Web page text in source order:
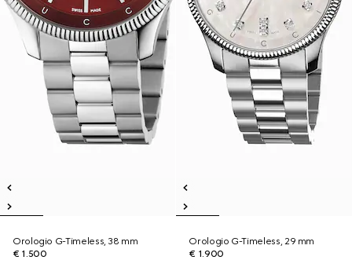
Orologio G-Timeless, 38 mm
€ 1.500
Orologio G-Timeless, 29 mm
€ 1.900